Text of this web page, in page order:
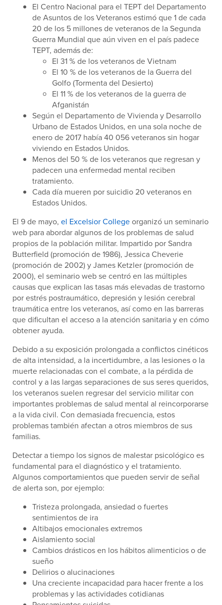
El Centro Nacional para el TEPT del Departamento
de Asuntos de los Veteranos estimó que 1 de cada
20 de los 5 millones de veteranos de la Segunda
Guerra Mundial que aún viven en el país padece
TEPT, además de:
El 31 % de los veteranos de Vietnam
El 10 % de los veteranos de la Guerra del
Golfo (Tormenta del Desierto)
El 11 % de los veteranos de la guerra de
Afganistán
Según el Departamento de Vivienda y Desarrollo
Urbano de Estados Unidos, en una sola noche de
enero de 2017 había 40 056 veteranos sin hogar
viviendo en Estados Unidos.
Menos del 50 % de los veteranos que regresan y
padecen una enfermedad mental reciben
tratamiento.
Cada día mueren por suicidio 20 veteranos en
Estados Unidos.
El 9 de mayo, el Excelsior Collegeorganizó un seminario
web para abordar algunos de los problemas de salud
propios de la población militar. Impartido por Sandra
Butterfield (promoción de 1986), Jessica Cheverie
(promoción de 2002) y James Ketzler (promoción de
2000), el seminario web se centró en las múltiples
causas que explican las tasas más elevadas de trastorno
por estrés postraumático, depresión y lesión cerebral
traumática entre los veteranos, así como en las barreras
que dificultan el acceso a la atención sanitaria y en cómo
obtener ayuda.
Debido a su exposición prolongada a conflictos cinéticos
de alta intensidad, a la incertidumbre, a las lesiones o la
muerte relacionadas con el combate, a la pérdida de
control y a las largas separaciones de sus seres queridos,
los veteranos suelen regresar del servicio militar con
importantes problemas de salud mental al reincorporarse
a la vida civil. Con demasiada frecuencia, estos
problemas también afectan a otros miembros de sus
familias.
Detectar a tiempo los signos de malestar psicológico es
fundamental para el diagnóstico y el tratamiento.
Algunos comportamientos que pueden servir de señal
de alerta son, por ejemplo:
Tristeza prolongada, ansiedad o fuertes
sentimientos de ira
Altibajos emocionales extremos
Aislamiento social
Cambios drásticos en los hábitos alimenticios o de
sueño
Delirios o alucinaciones
Una creciente incapacidad para hacer frente a los
problemas y las actividades cotidianas